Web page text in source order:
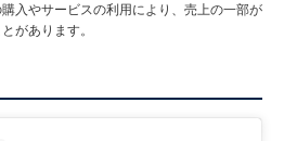
入やサービスの利用により、売上の一部が
があります。